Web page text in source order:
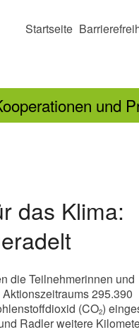
Startseite
und
das Klima:
die Teilnehmerinnen und
295.390
(CO2)
Radler weitere